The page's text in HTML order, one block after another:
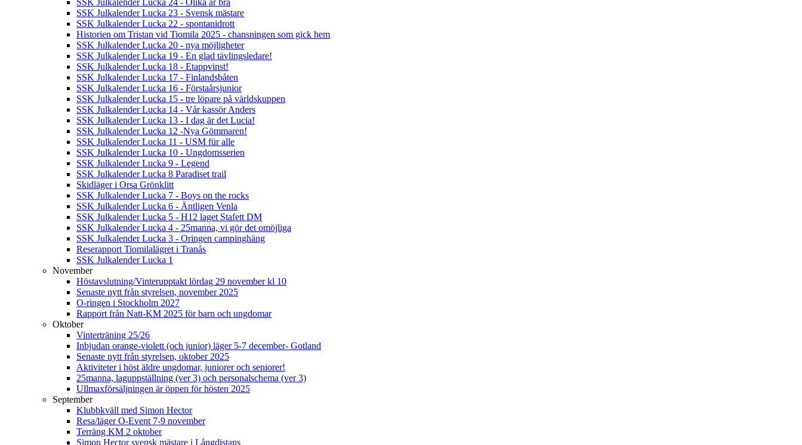
SSK Julkalender Lucka 24 - Olika är bra
SSK Julkalender Lucka 23 - Svensk mästare
SSK Julkalender Lucka 22 - spontanidrott
Historien om Tristan vid Tiomila 2025 - chansningen som gick hem
SSK Julkalender Lucka 20 - nya möjligheter
SSK Julkalender Lucka 19 - En glad tävlingsledare!
SSK Julkalender Lucka 18 - Etappvinst!
SSK Julkalender Lucka 17 - Finlandsbåten
SSK Julkalender Lucka 16 - Förstaårsjunior
SSK Julkalender Lucka 15 - tre löpare på världskuppen
SSK Julkalender Lucka 14 - Vår kassör Anders
SSK Julkalender Lucka 13 - I dag är det Lucia!
SSK Julkalender Lucka 12 -Nya Gömmaren!
SSK Julkalender Lucka 11 - USM für alle
SSK Julkalender Lucka 10 - Ungdomsserien
SSK Julkalender Lucka 9 - Legend
SSK Julkalender Lucka 8 Paradiset trail
Skidläger i Orsa Grönklitt
SSK Julkalender Lucka 7 - Boys on the rocks
SSK Julkalender Lucka 6 - Äntligen Venla
SSK Julkalender Lucka 5 - H12 laget Stafett DM
SSK Julkalender Lucka 4 - 25manna, vi gör det omöjliga
SSK Julkalender Lucka 3 - Oringen campinghäng
Reserapport Tiomilalägret i Tranås
SSK Julkalender Lucka 1
November
Höstavslutning/Vinterupptakt lördag 29 november kl 10
Senaste nytt från styrelsen, november 2025
O-ringen i Stockholm 2027
Rapport från Natt-KM 2025 för barn och ungdomar
Oktober
Vinterträning 25/26
Inbjudan orange-violett (och junior) läger 5-7 december- Gotland
Senaste nytt från styrelsen, oktober 2025
Aktiviteter i höst äldre ungdomar, juniorer och seniorer!
25manna, laguppställning (ver 3) och personalschema (ver 3)
Ullmaxförsäljningen är öppen för hösten 2025
September
Klubbkväll med Simon Hector
Resa/läger O-Event 7-9 november
Terräng KM 2 oktober
Simon Hector svensk mästare i Långdistans